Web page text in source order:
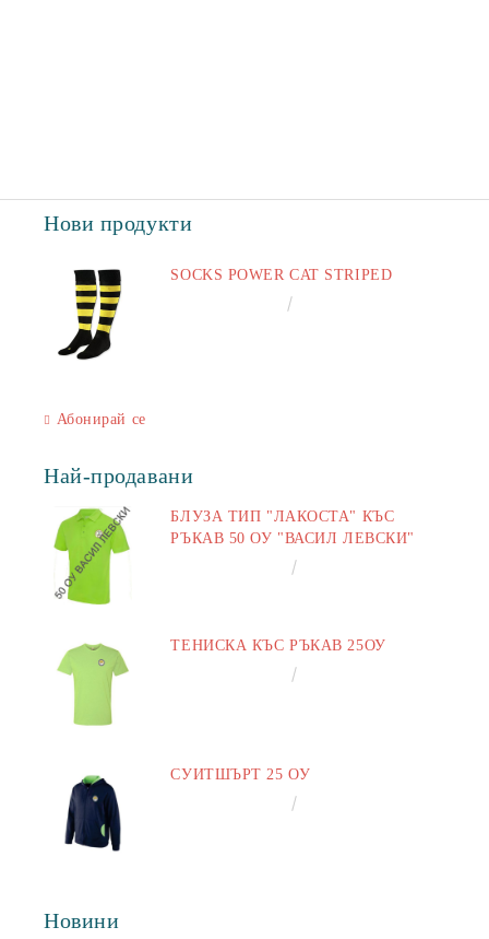
Нови продукти
SOCKS POWER CAT STRIPED
Абонирай се
Най-продавани
БЛУЗА ТИП "ЛАКОСТА" КЪС
РЪКАВ 50 ОУ "ВАСИЛ ЛЕВСКИ"
ТЕНИСКА КЪС РЪКАВ 25ОУ
СУИТШЪРТ 25 ОУ
Новини